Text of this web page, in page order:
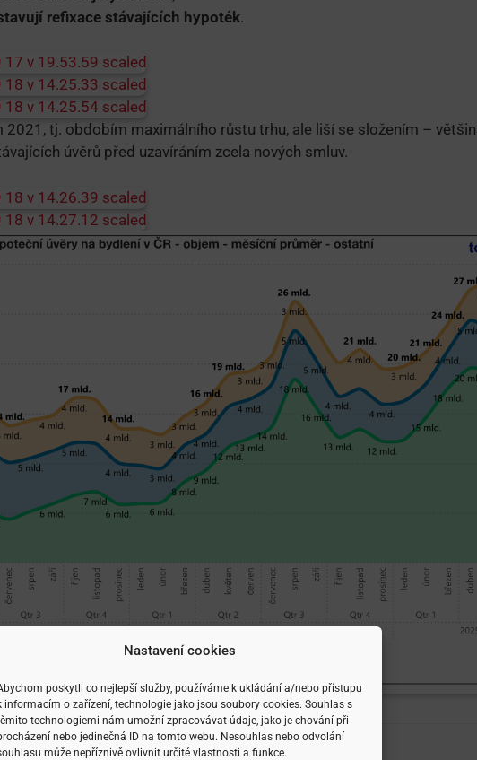
Nastavení cookies
poskytli co nejlepší služby, používáme k ukládání a/nebo přístupu
informacím o zařízení, technologie jako jsou soubory cookies. Souhlas s
technologiemi nám umožní zpracovávat údaje, jako je chování při
nebo jedinečná ID na tomto webu. Nesouhlas nebo odvolání
může nepříznivě ovlivnit určité vlastnosti a funkce.
refixace stávajících hypoték.
2021, tj. obdobím maximálního růstu trhu, ale liší se složením –
úvěrů před uzavíráním zcela nových smluv.